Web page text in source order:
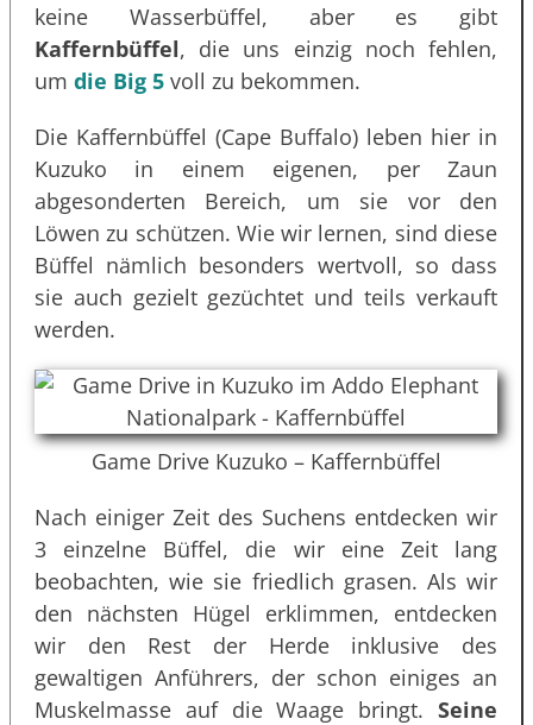
keine Wasserbüffel, aber es gibt
Kaffernbüffel, die uns einzig noch fehlen,
um die Big 5 voll zu bekommen.
Die Kaffernbüffel (Cape Buffalo) leben hier in
Kuzuko in einem eigenen, per Zaun
abgesonderten Bereich, um sie vor den
Löwen zu schützen. Wie wir lernen, sind diese
Büffel nämlich besonders wertvoll, so dass
sie auch gezielt gezüchtet und teils verkauft
werden.
Game Drive Kuzuko – Kaffernbüffel
Nach einiger Zeit des Suchens entdecken wir
3 einzelne Büffel, die wir eine Zeit lang
beobachten, wie sie friedlich grasen. Als wir
den nächsten Hügel erklimmen, entdecken
wir den Rest der Herde inklusive des
gewaltigen Anführers, der schon einiges an
Muskelmasse auf die Waage bringt. Seine